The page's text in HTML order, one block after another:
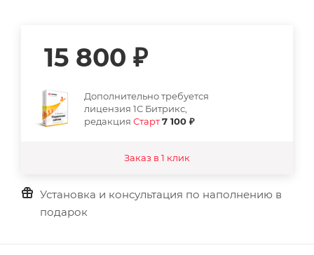
15 800 ₽
Дополнительно требуется
лицензия 1С Битрикс,
редакция Старт7 100 ₽
Заказ в 1 клик
Установка и консультация по наполнению в
подарок